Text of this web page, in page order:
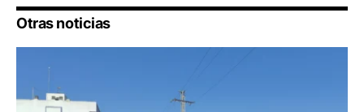
Otras noticias